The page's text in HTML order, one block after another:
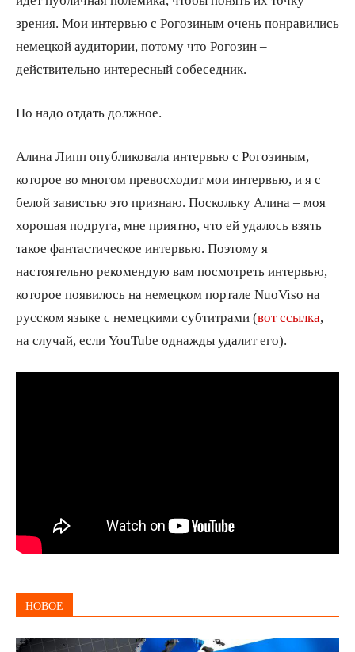
зрения. Мои интервью с Рогозиным очень понравились
немецкой аудитории, потому что Рогозин –
действительно интересный собеседник.
Но надо отдать должное.
Алина Липп опубликовала интервью с Рогозиным,
которое во многом превосходит мои интервью, и я с
белой завистью это признаю. Поскольку Алина – моя
хорошая подруга, мне приятно, что ей удалось взять
такое фантастическое интервью. Поэтому я
настоятельно рекомендую вам посмотреть интервью,
которое появилось на немецком портале NuoViso на
русском языке с немецкими субтитрами (вот ссылка
на случай, если YouTube однажды удалит его).
НОВОЕ